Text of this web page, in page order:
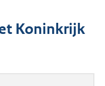
Koninkrijk